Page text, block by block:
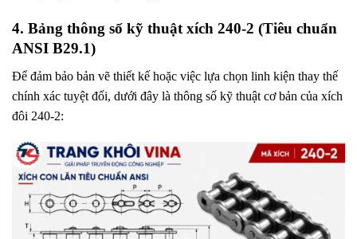
4. Bảng thông số kỹ thuật xích 240-2 (Tiêu chuẩn
ANSI B29.1)
Để đảm bảo bản vẽ thiết kế hoặc việc lựa chọn linh kiện thay thế
chính xác tuyệt đối, dưới đây là thông số kỹ thuật cơ bản của xích
đôi 240-2: